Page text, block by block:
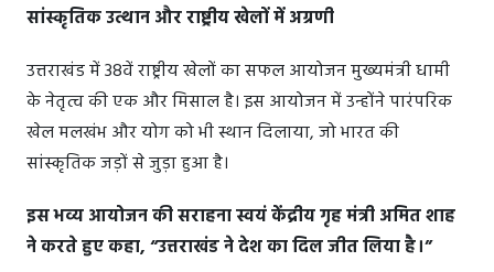
सांस्कृतिक उत्थान और राष्ट्रीय खेलों में अग्रणी
उत्तराखंड में 38वें राष्ट्रीय खेलों का सफल आयोजन मुख्यमंत्री धामी
के नेतृत्व की एक और मिसाल है। इस आयोजन में उन्होंने पारंपरिक
खेल मलखंभ और योग को भी स्थान दिलाया, जो भारत की
सांस्कृतिक जड़ों से जुड़ा हुआ है।
इस भव्य आयोजन की सराहना स्वयं केंद्रीय गृह मंत्री अमित शाह
ने करते हुए कहा, “उत्तराखंड ने देश का दिल जीत लिया है।”